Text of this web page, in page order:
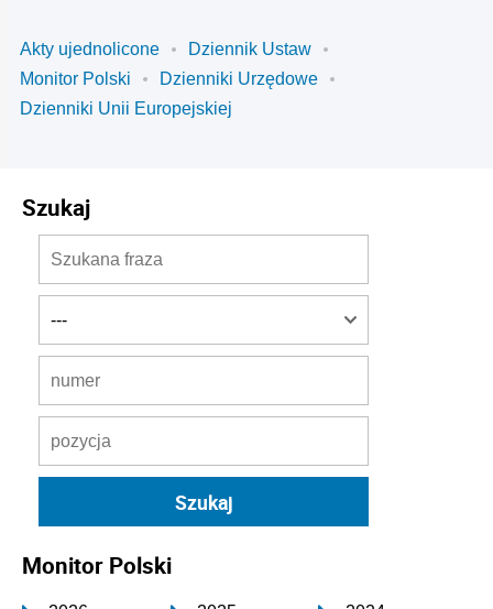
Akty ujednolicone
Dziennik Ustaw
Monitor Polski
Dzienniki Urzędowe
Dzienniki Unii Europejskiej
Szukaj
Monitor Polski